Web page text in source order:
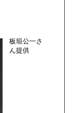
板垣公一さ
ん提供